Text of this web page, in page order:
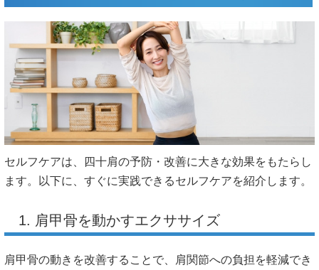
セルフケアは、四十肩の予防・改善に大きな効果をもたらし
ます。以下に、すぐに実践できるセルフケアを紹介します。
1. 肩甲骨を動かすエクササイズ
肩甲骨の動きを改善することで、肩関節への負担を軽減でき